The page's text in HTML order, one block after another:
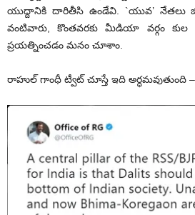
యుద్దానికి దారితీసి ఉండేవి. `యువ’
వంటివారు, కొంతవరకు మీడియా వర్గం
ప్రయత్నించడం మనం చూశాం.
రాహుల్ గాంధీ ట్వీట్ చూస్తే ఇది అర్ధమవుతుంది –